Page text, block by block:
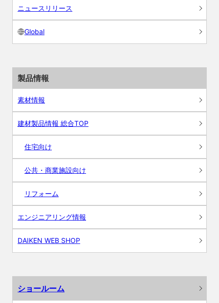
ニュースリリース
Global
製品情報
素材情報
建材製品情報 総合TOP
住宅向け
公共・商業施設向け
リフォーム
エンジニアリング情報
DAIKEN WEB SHOP
ショールーム